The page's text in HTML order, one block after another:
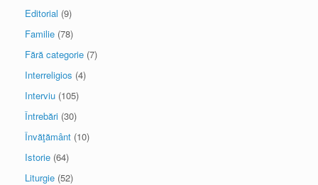
Editorial (9)
Familie (78)
Fără categorie (7)
Interreligios (4)
Interviu (105)
Întrebări (30)
Învăţământ (10)
Istorie (64)
Liturgie (52)